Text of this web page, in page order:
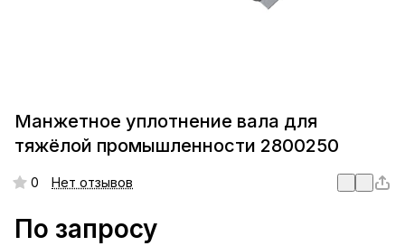
Манжетное уплотнение вала для
тяжёлой промышленности 2800250
0 Нет отзывов
По запросу